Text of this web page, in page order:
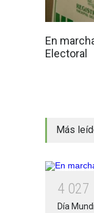
En
Electoral
Más
4 027
Día